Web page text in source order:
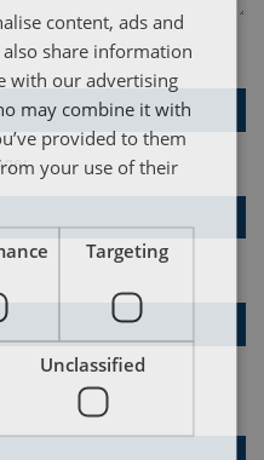
content, ads and
share information
with our advertising
may combine it with
provided to them
your use of their
Targeting
Unclassified